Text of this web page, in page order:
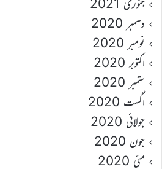
جنوری 2021
دسمبر 2020
نومبر 2020
اکتوبر 2020
ستمبر 2020
اگست 2020
جولائی 2020
جون 2020
مئی 2020